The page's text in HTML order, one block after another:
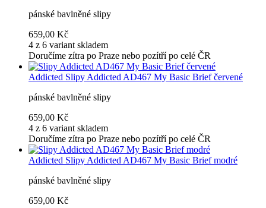
pánské bavlněné slipy
659,00 Kč
4 z 6 variant skladem
Doručíme zítra po Praze nebo pozítří po celé ČR
Addicted Slipy Addicted AD467 My Basic Brief červené
pánské bavlněné slipy
659,00 Kč
4 z 6 variant skladem
Doručíme zítra po Praze nebo pozítří po celé ČR
Addicted Slipy Addicted AD467 My Basic Brief modré
pánské bavlněné slipy
659,00 Kč